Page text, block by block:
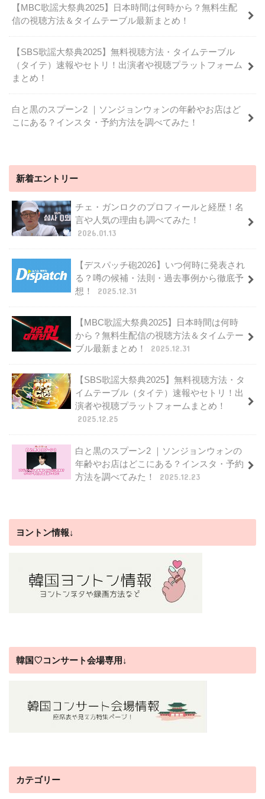
【MBC歌謡大祭典2025】日本時間は何時から？無料生配
信の視聴方法＆タイムテーブル最新まとめ！
【SBS歌謡大祭典2025】無料視聴方法・タイムテーブル
（タイテ）速報やセトリ！出演者や視聴プラットフォーム
まとめ！
白と黒のスプーン2 ｜ソンジョンウォンの年齢やお店はど
こにある？インスタ・予約方法を調べてみた！
新着エントリー
チェ・ガンロクのプロフィールと経歴！名
言や人気の理由も調べてみた！
2026.01.13
【デスパッチ砲2026】いつ何時に発表され
る？噂の候補・法則・過去事例から徹底予
想！
2025.12.31
【MBC歌謡大祭典2025】日本時間は何時
から？無料生配信の視聴方法＆タイムテー
ブル最新まとめ！
2025.12.31
【SBS歌謡大祭典2025】無料視聴方法・タ
イムテーブル（タイテ）速報やセトリ！出
演者や視聴プラットフォームまとめ！
2025.12.25
白と黒のスプーン2 ｜ソンジョンウォンの
年齢やお店はどこにある？インスタ・予約
方法を調べてみた！
2025.12.23
ヨントン情報↓
韓国♡コンサート会場専用↓
カテゴリー